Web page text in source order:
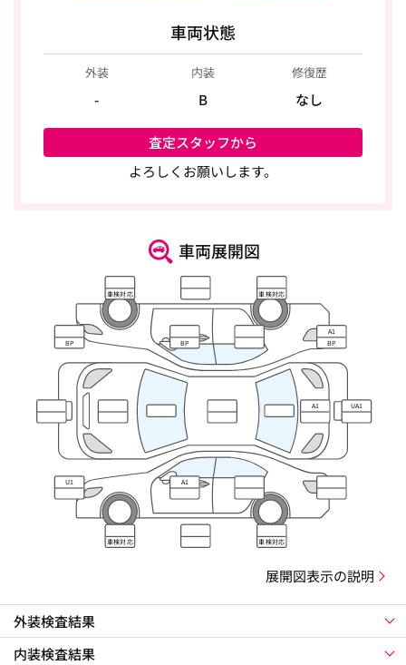
車両状態
外装
-
内装
B
修復歴
なし
査定スタッフから
よろしくお願いします。
車両展開図
車検対応 車検対応
BP BP
A1
BP
A1 UA1
U1 A1
車検対応 車検対応
展開図表示の説明
外装検査結果
内装検査結果